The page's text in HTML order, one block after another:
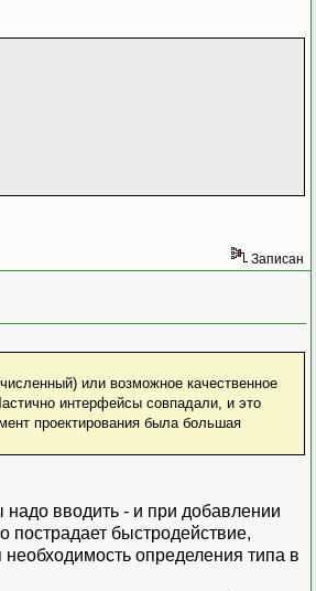
Записан
или возможное качественное
интерфейсы совпадали, и это
проектирования была большая
вводить - и при добавлении
пострадает быстродействие,
необходимость определения типа в